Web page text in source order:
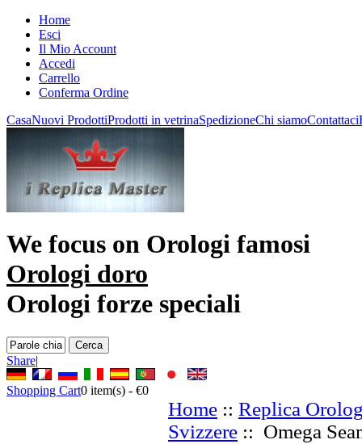
Home
Esci
Il Mio Account
Accedi
Carrello
Conferma Ordine
CasaNuovi ProdottiProdotti in vetrinaSpedizioneChi siamoContattaci
We focus on Orologi famosi
Orologi doro
Orologi forze speciali
Share|
Shopping Cart0 item(s) - €0
Home :: Replica
Svizzere :: Omega